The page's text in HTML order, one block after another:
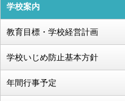
学校案内
教育目標・学校経営計画
学校いじめ防止基本方針
年間行事予定